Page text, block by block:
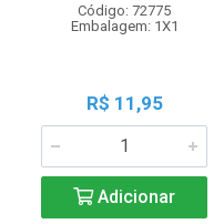
Código: 72775
Embalagem: 1X1
R$ 11,95
Adicionar